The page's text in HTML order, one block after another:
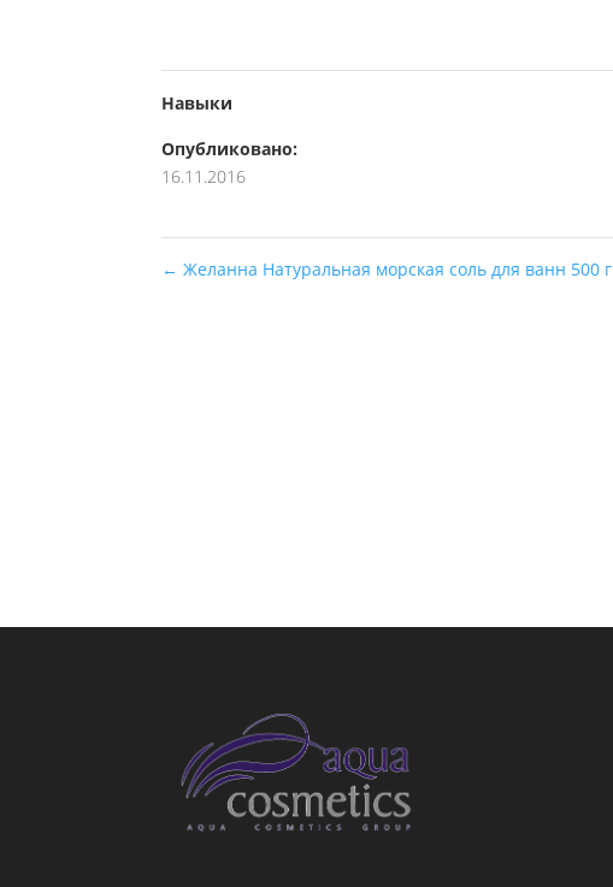
Навыки
Опубликовано:
16.11.2016
← Желанна Натуральная морская соль для ванн 500 г